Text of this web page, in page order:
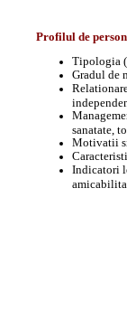
Profilul de
Tipologia
Gradul de
sanatate,
Motivatii
Indicatori